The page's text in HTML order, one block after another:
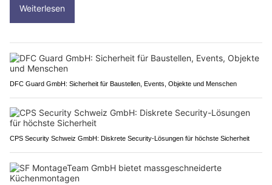
Weiterlesen
DFC Guard GmbH: Sicherheit für Baustellen, Events, Objekte und Menschen
CPS Security Schweiz GmbH: Diskrete Security-Lösungen für höchste Sicherheit